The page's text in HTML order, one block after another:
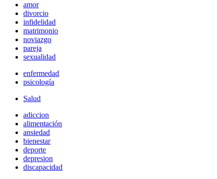
amor
divorcio
infidelidad
matrimonio
noviazgo
pareja
sexualidad
enfermedad
psicología
Salud
adiccion
alimentación
ansiedad
bienestar
deporte
depresion
discapacidad